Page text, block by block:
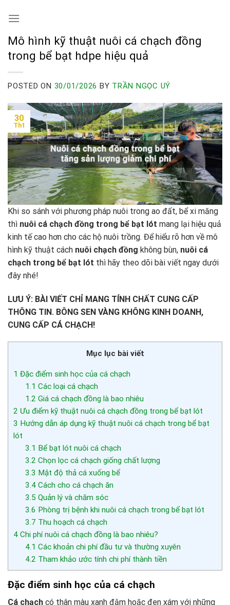
Mô hình kỹ thuật nuôi cá chạch đồng
trong bể bạt hdpe hiệu quả
POSTED ON 30/01/2026 BY TRẦN NGỌC UÝ
30
Th1
Khi so sánh với phương pháp nuôi trong ao đất, bể xi măng
thì nuôi cá chạch đồng trong bể bạt lót mang lại hiệu quả
kinh tế cao hơn cho các hộ nuôi trồng. Để hiểu rõ hơn về mô
hình kỹ thuật cách nuôi chạch đồng không bùn, nuôi cá
chạch trong bể bạt lót thì hãy theo dõi bài viết ngay dưới
đây nhé!
LƯU Ý: BÀI VIẾT CHỈ MANG TÍNH CHẤT CUNG CẤP
THÔNG TIN. BÔNG SEN VÀNG KHÔNG KINH DOANH,
CUNG CẤP CÁ CHẠCH!
Mục lục bài viết
1 Đặc điểm sinh học của cá chạch
1.1 Các loại cá chạch
1.2 Giá cá chạch đồng là bao nhiêu
2 Ưu điểm kỹ thuật nuôi cá chạch đồng trong bể bạt lót
3 Hướng dẫn áp dụng kỹ thuật nuôi cá chạch trong bể bạt
lót
3.1 Bể bạt lót nuôi cá chạch
3.2 Chọn lọc cá chạch giống chất lượng
3.3 Mật độ thả cá xuống bể
3.4Cách cho cá chạch ăn
3.5 Quản lý và chăm sóc
3.6 Phòng trị bệnh khi nuôi cá chạch trong bể bạt lót
3.7 Thu hoạch cá chạch
4 Chi phí nuôi cá chạch đồng là bao nhiêu?
4.1 Các khoản chi phí đầu tư và thường xuyên
4.2 Tham khảo ước tính chi phí thành tiền
Đặc điểm sinh học của cá chạch
Cá chạch có thân màu xanh đậm hoặc đen xám với những